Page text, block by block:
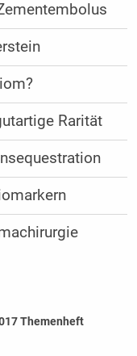
Rarität
Themenheft